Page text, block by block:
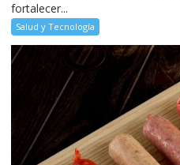
fortalecer...
Salud y Tecnología